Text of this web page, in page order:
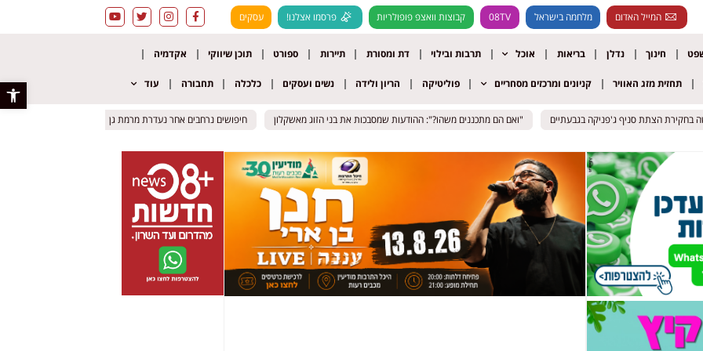
פתח
המייל האדום מלחמה בישראל 08TV קבוצות וואצפ פופולריות פרסמו אצלנו! עסקים
חינוך נדלן בריאות אוכל תרבות ובילוי דת ומסורת תיירות ספורט תוכן שיווקי אקדמיה
תחזית מזג האוויר קניונים ומרכזים מסחריים פוליטיקה הריון ולידה נשים ועסקים כלכלה תחבורה עוד
"ואם הם מתכננים משהו?": ההודעות שמסבכות את בני הזוג מאשקלון
"ואם הם מתכננים משהו?": ההודעות שמסבכות את בני הזוג מאשקלון חיפושים נרחבים אחר נעדרת מרמת גן תאונה קטלנית באילת: רוכב חיפושים נרחבים אחר נעדרת מרמת גן תאונה קטלנית באילת: רוכב